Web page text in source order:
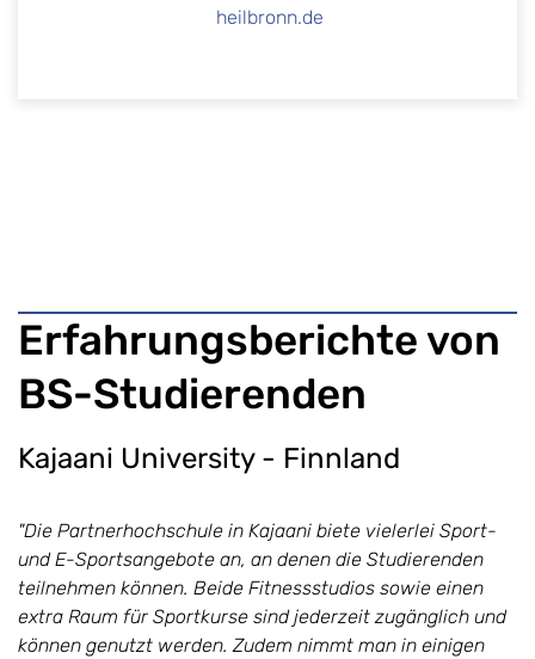
heilbronn.de
Erfahrungsberichte von
BS-Studierenden
Kajaani University - Finnland
"Die Partnerhochschule in Kajaani biete vielerlei Sport-
und E-Sportsangebote an, an denen die Studierenden
teilnehmen können. Beide Fitnessstudios sowie einen
extra Raum für Sportkurse sind jederzeit zugänglich und
können genutzt werden. Zudem nimmt man in einigen